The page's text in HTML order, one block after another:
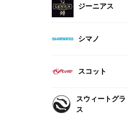
ジーニアス
シマノ
スコット
スウィートグラ
ス